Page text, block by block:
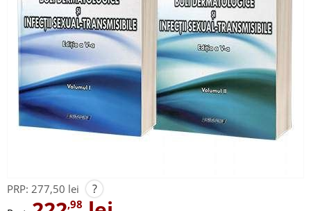
PRP: 277,50 lei ?
,98